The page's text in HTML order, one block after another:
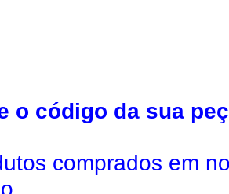
o código da sua
comprados em